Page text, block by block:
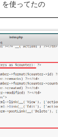
を使ってたの